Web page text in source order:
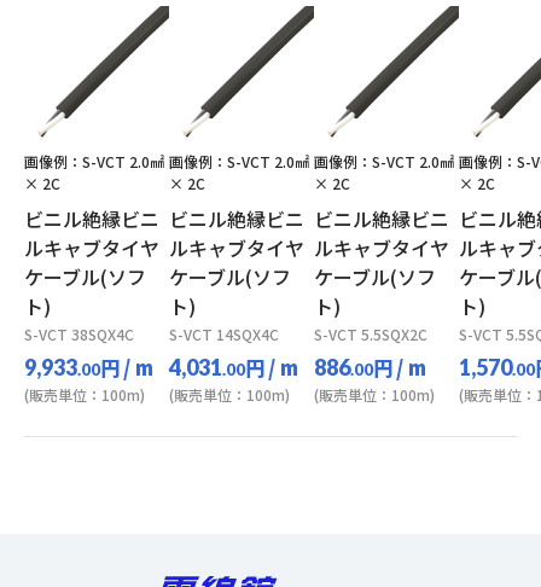
画像例：S-VCT 2.0㎟
× 2C
ビニル絶縁ビニ
ルキャブタイヤ
ケーブル(ソフ
ト)
S-VCT 38SQX4C
9,933.00円/ m
(販売単位：100m)
画像例：S-VCT 2.0㎟
× 2C
ビニル絶縁ビニ
ルキャブタイヤ
ケーブル(ソフ
ト)
S-VCT 14SQX4C
4,031.00円/ m
(販売単位：100m)
画像例：S-VCT 2.0㎟
× 2C
ビニル絶縁ビニ
ルキャブタイヤ
ケーブル(ソフ
ト)
S-VCT 5.5SQX2C
886.00円/ m
(販売単位：100m)
画像例：S-
× 2C
ビニル
ルキャ
ケーブ
ト)
S-VCT
1,570.00
(販売単位